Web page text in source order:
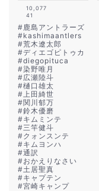
10,077
41
#鹿島アントラーズ
#kashimaantlers
#荒木遼太郎
#ディエゴピトゥカ
#diegopituca
#染野唯月
#広瀬陸斗
#樋口雄太
#上田綺世
#関川郁万
#鈴木優磨
#キムミンテ
#三竿健斗
#クォンスンテ
#キムヨンハ
#通訳
#おかえりなさい
#土居聖真
#キャプテン
#宮崎キャンプ